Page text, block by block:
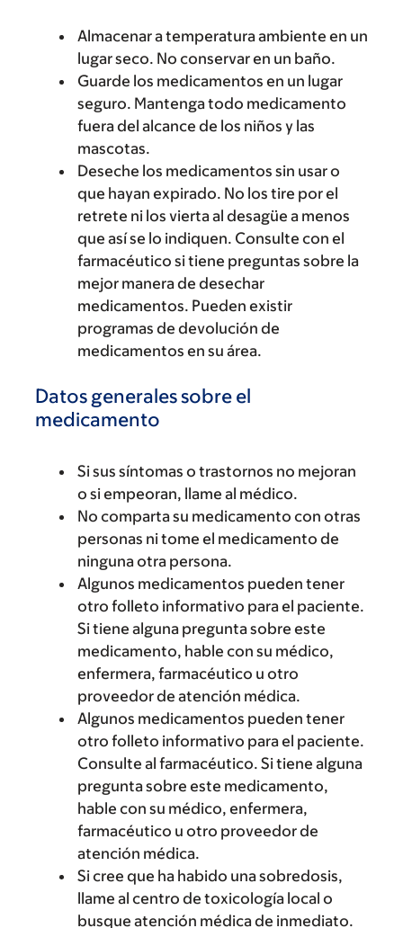
Almacenar a temperatura ambiente en un
lugar seco. No conservar en un baño.
Guarde los medicamentos en un lugar
seguro. Mantenga todo medicamento
fuera del alcance de los niños y las
mascotas.
Deseche los medicamentos sin usar o
que hayan expirado. No los tire por el
retrete ni los vierta al desagüe a menos
que así se lo indiquen. Consulte con el
farmacéutico si tiene preguntas sobre la
mejor manera de desechar
medicamentos. Pueden existir
programas de devolución de
medicamentos en su área.
Datos generales sobre el
medicamento
Si sus síntomas o trastornos no mejoran
o si empeoran, llame al médico.
No comparta su medicamento con otras
personas ni tome el medicamento de
ninguna otra persona.
Algunos medicamentos pueden tener
otro folleto informativo para el paciente.
Si tiene alguna pregunta sobre este
medicamento, hable con su médico,
enfermera, farmacéutico u otro
proveedor de atención médica.
Algunos medicamentos pueden tener
otro folleto informativo para el paciente.
Consulte al farmacéutico. Si tiene alguna
pregunta sobre este medicamento,
hable con su médico, enfermera,
farmacéutico u otro proveedor de
atención médica.
Si cree que ha habido una sobredosis,
llame al centro de toxicología local o
busque atención médica de inmediato.